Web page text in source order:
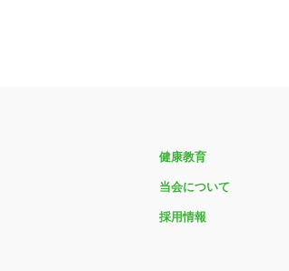
健康教育
当会について
採用情報